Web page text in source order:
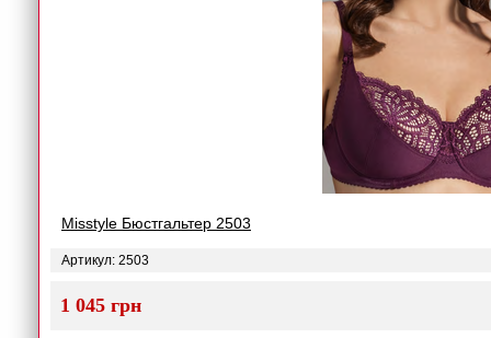
Misstyle Бюстгальтер 2503
Артикул: 2503
1 045 грн